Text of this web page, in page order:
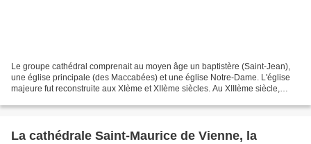
Le groupe cathédral comprenait au moyen âge un baptistère (Saint-Jean),
une église principale (des Maccabées) et une église Notre-Dame. L'église
majeure fut reconstruite aux XIème et XIIème siècles. Au XIIIème siècle,
La cathédrale Saint-Maurice de Vienne, la